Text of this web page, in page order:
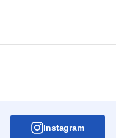
Instagram